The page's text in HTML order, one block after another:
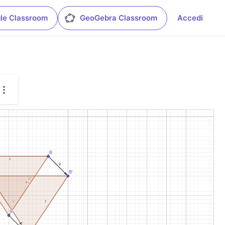
Classroom GeoGebra Classroom Accedi